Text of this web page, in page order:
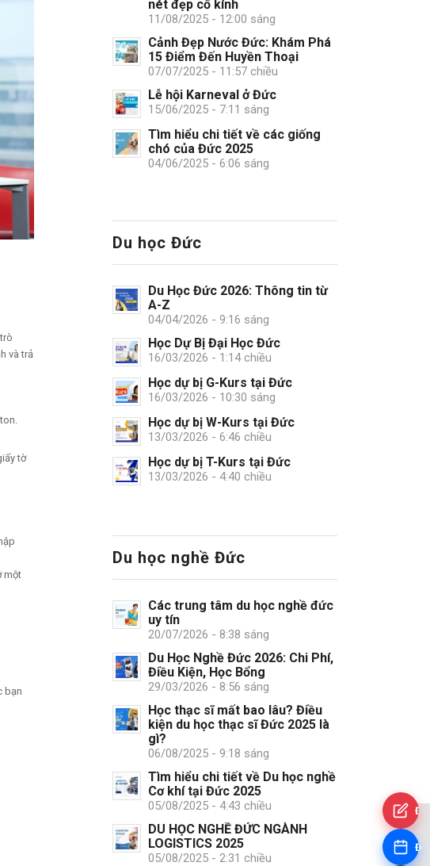
và trả
tờ
một
bạn
nét đẹp cổ kính
11/08/2025 - 12:00 sáng
Cảnh Đẹp Nước Đức: Khám Phá
15 Điểm Đến Huyền Thoại
07/07/2025 - 11:57 chiều
Lễ hội Karneval ở Đức
15/06/2025 - 7:11 sáng
Tìm hiểu chi tiết về các giống
chó của Đức 2025
04/06/2025 - 6:06 sáng
Du học Đức
Du Học Đức 2026: Thông tin từ
A-Z
04/04/2026 - 9:16 sáng
Học Dự Bị Đại Học Đức
16/03/2026 - 1:14 chiều
Học dự bị G-Kurs tại Đức
16/03/2026 - 10:30 sáng
Học dự bị W-Kurs tại Đức
13/03/2026 - 6:46 chiều
Học dự bị T-Kurs tại Đức
13/03/2026 - 4:40 chiều
Du học nghề Đức
Các trung tâm du học nghề đức
uy tín
20/07/2026 - 8:38 sáng
Du Học Nghề Đức 2026: Chi Phí,
Điều Kiện, Học Bổng
29/03/2026 - 8:56 sáng
Học thạc sĩ mất bao lâu? Điều
kiện du học thạc sĩ Đức 2025 là
gì?
06/08/2025 - 9:18 sáng
Tìm hiểu chi tiết về Du học nghề
Cơ khí tại Đức 2025
05/08/2025 - 4:43 chiều
DU HỌC NGHỀ ĐỨC NGÀNH
LOGISTICS 2025
05/08/2025 - 2:31 chiều